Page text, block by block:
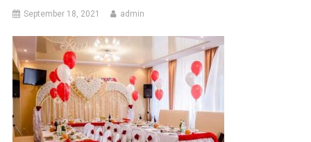
September 18, 2021 admin